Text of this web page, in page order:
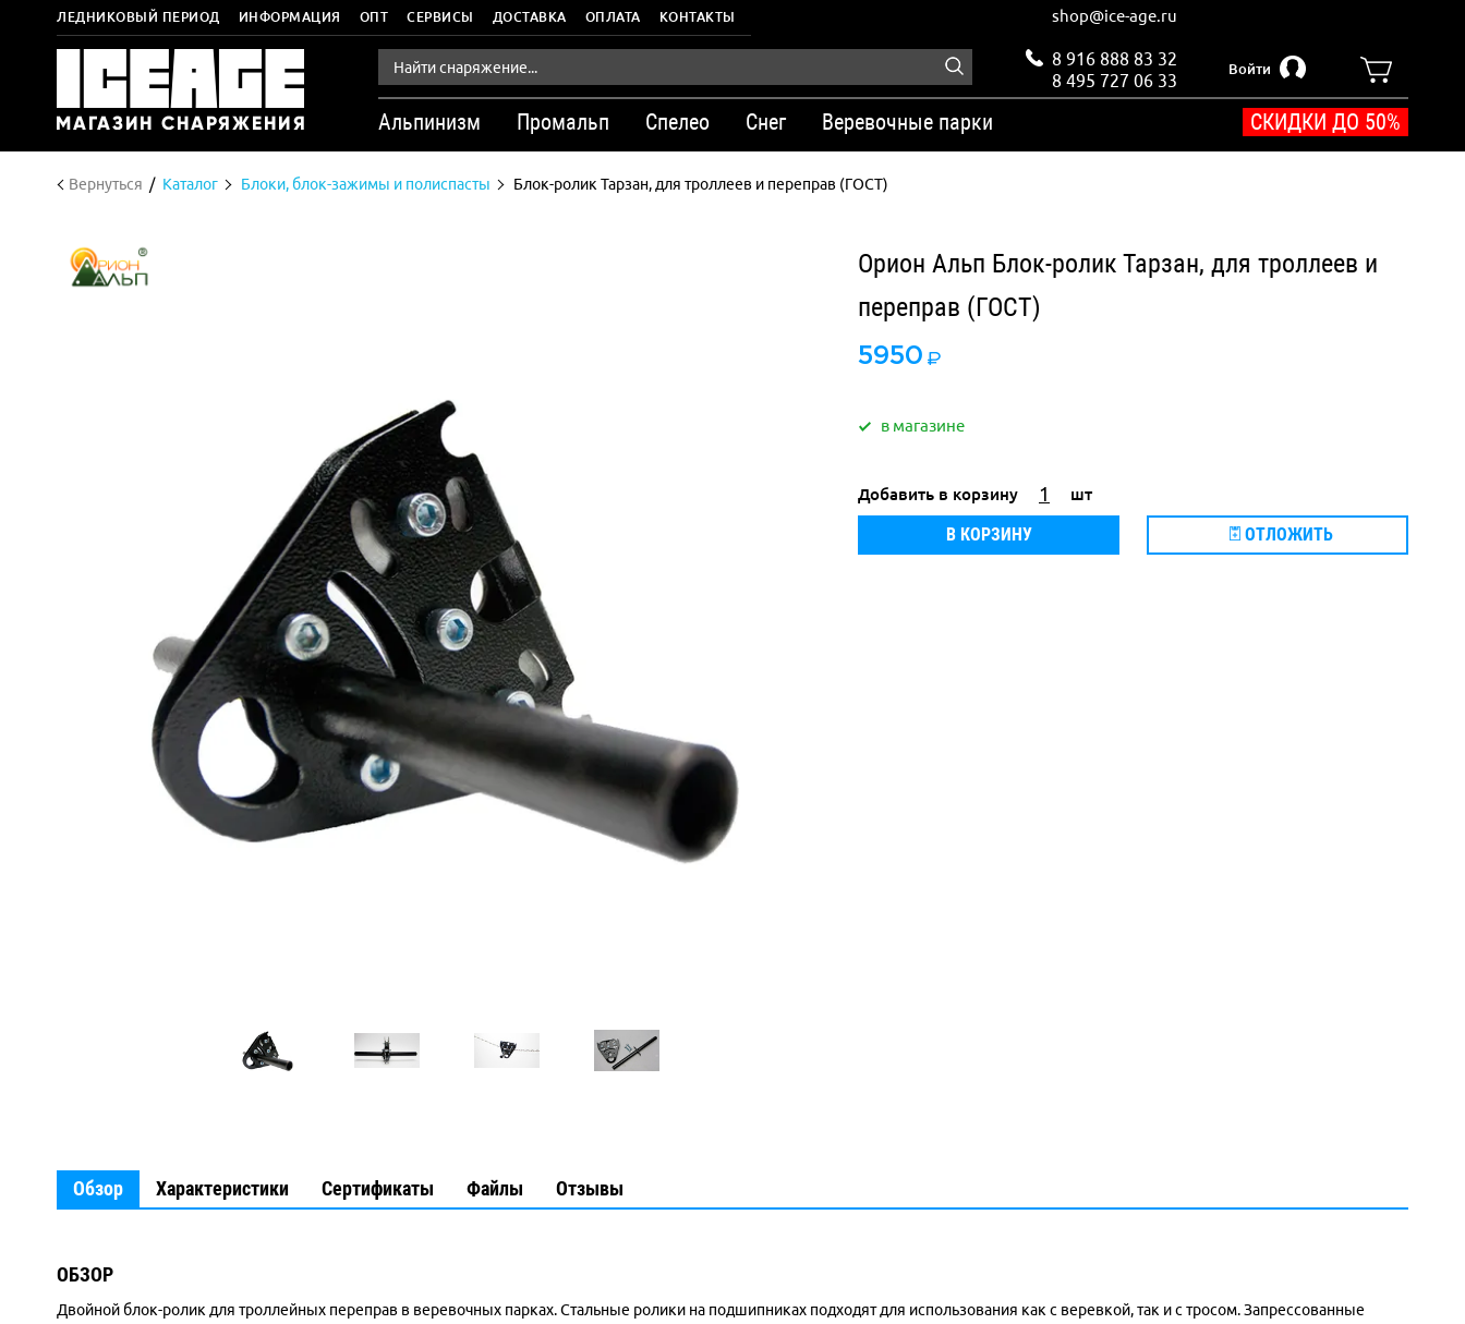
ЛЕДНИКОВЫЙ ПЕРИОД ИНФОРМАЦИЯ ОПТ СЕРВИСЫ ДОСТАВКА ОПЛАТА КОНТАКТЫ shop@ice-age.ru
8 916 888 83 32
8 495 727 06 33
Войти
Альпинизм Промальп Спелео Снег Веревочные парки СКИДКИ ДО 50%
Вернуться Каталог Блоки, блок-зажимы и полиспасты Блок-ролик Тарзан, для троллеев и переправ (ГОСТ)
Орион Альп Блок-ролик Тарзан, для троллеев и
переправ (ГОСТ)
5950
в магазине
Добавить в корзину шт
В КОРЗИНУ ОТЛОЖИТЬ
Обзор Характеристики Сертификаты Файлы Отзывы
ОБЗОР
Двойной блок-ролик для троллейных переправ в веревочных парках. Стальные ролики на подшипниках подходят для использования как с веревкой, так и с тросом. Запрессованные